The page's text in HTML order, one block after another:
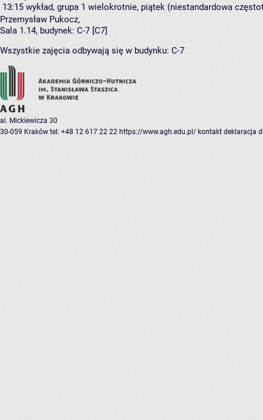
13:15 wykład, grupa 1 wielokrotnie, piątek (niestandardowa
Przemysław Pukocz,
Sala 1.14, budynek: C-7 [C7]
Wszystkie zajęcia odbywają się w budynku: C-7
al. Mickiewicza 30
30-059 Kraków tel: +48 12 617 22 22 https://www.agh.edu.pl/ kontakt deklaracja